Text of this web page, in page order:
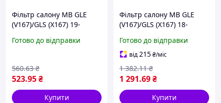
Фільтр салону MB GLE
(V167)/GLS (X167) 19-
om)
Готово до відправки
523.95₴
560.63 ₴
Купити
Фільтр салону MB GLE
(V167)/GLS (X167) 18-
435 617 (opt-om)
Готово до відправки
від215₴/міс
1 291.69₴
1 382.11 ₴
Купити